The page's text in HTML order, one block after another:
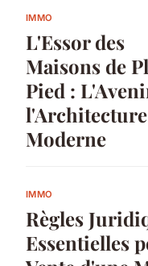
IMMO
L'Essor des
Maisons de
Pied :
l'Architecture
Moderne
IMMO
Règles
Essentielles